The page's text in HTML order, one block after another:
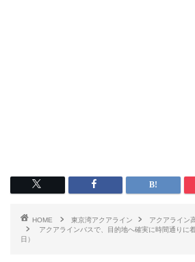
HOME 東京湾アクアライン
アクアライン
アクアラインバスで、目的地へ確実に時間通りに
日）